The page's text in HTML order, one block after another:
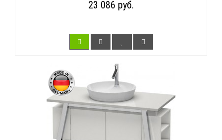
23 086 руб.